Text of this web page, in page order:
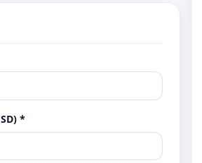
*
Teklif atak.ai Teklif avspay.com